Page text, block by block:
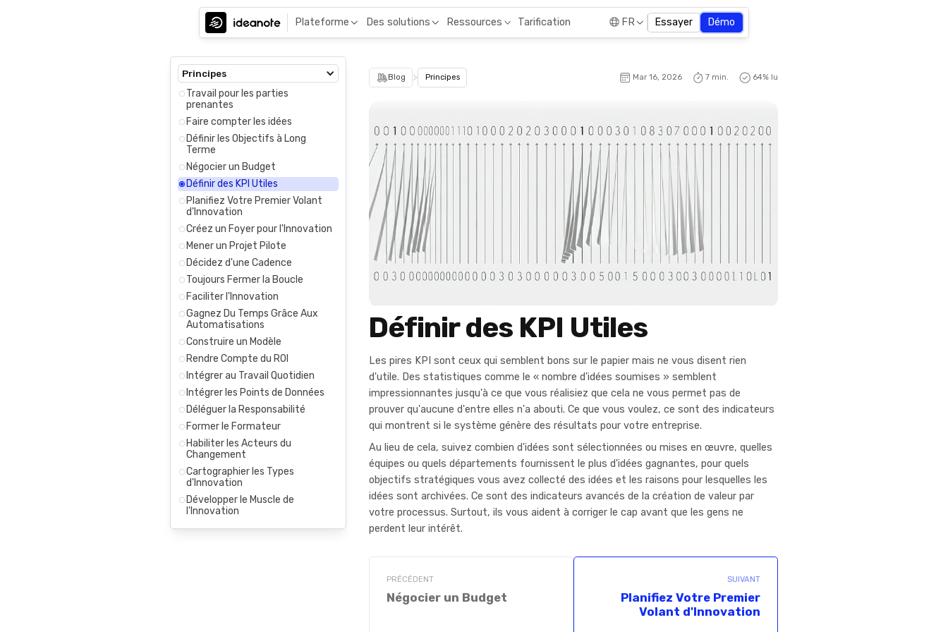
Plateforme Des solutions Ressources Tarification FR Essayer Démo
Principes
Travail pour les parties
prenantes
Faire compter les idées
Définir les Objectifs à Long
Terme
Négocier un Budget
Définir des KPI Utiles
Planifiez Votre Premier Volant
d'Innovation
Créez un Foyer pour l'Innovation
Mener un Projet Pilote
Décidez d'une Cadence
Toujours Fermer la Boucle
Faciliter l'Innovation
Gagnez Du Temps Grâce Aux
Automatisations
Construire un Modèle
Rendre Compte du ROI
Intégrer au Travail Quotidien
Intégrer les Points de Données
Déléguer la Responsabilité
Former le Formateur
Habiliter les Acteurs du
Changement
Cartographier les Types
d'Innovation
Développer le Muscle de
l'Innovation
Blog > Principes Mar 16, 2026 7 min. 64% lu
Définir des KPI Utiles
Les pires KPI sont ceux qui semblent bons sur le papier mais ne vous disent rien
d'utile. Des statistiques comme le « nombre d'idées soumises » semblent
impressionnantes jusqu'à ce que vous réalisiez que cela ne vous permet pas de
prouver qu'aucune d'entre elles n'a abouti. Ce que vous voulez, ce sont des indicateurs
qui montrent si le système génère des résultats pour votre entreprise.
Au lieu de cela, suivez combien d'idées sont sélectionnées ou mises en œuvre, quelles
équipes ou quels départements fournissent le plus d'idées gagnantes, pour quels
objectifs stratégiques vous avez collecté des idées et les raisons pour lesquelles les
idées sont archivées. Ce sont des indicateurs avancés de la création de valeur par
votre processus. Surtout, ils vous aident à corriger le cap avant que les gens ne
perdent leur intérêt.
PRÉCÉDENT
Négocier un Budget
SUIVANT
Planifiez Votre Premier
Volant d'Innovation